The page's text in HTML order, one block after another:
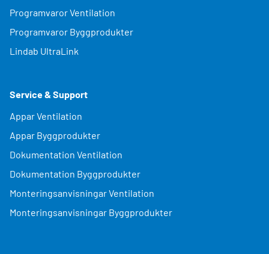
Programvaror Ventilation
Programvaror Byggprodukter
Lindab UltraLink
Service & Support
Appar Ventilation
Appar Byggprodukter
Dokumentation Ventilation
Dokumentation Byggprodukter
Monteringsanvisningar Ventilation
Monteringsanvisningar Byggprodukter